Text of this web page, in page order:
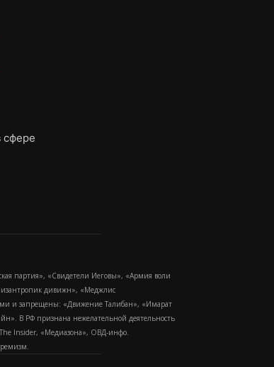
сфере
партия», «Свидетели Иеговы», «Армия воли
дивижн», «Меджлис
и запрещены: «Движение Талибан», «Имарат
В РФ признана нежелательной деятельность
Insider, «Медиазона», ОВД-инфо.